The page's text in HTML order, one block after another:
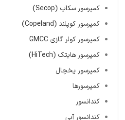
کمپرسور سکاپ (Secop)
کمپرسور کوپلند (Copeland)
کمپرسور کولر گازی GMCC
کمپرسور هایتک (HiTech)
کمپرسور یخچال
کمپرسورها
کندانسور
کندانسور آبی